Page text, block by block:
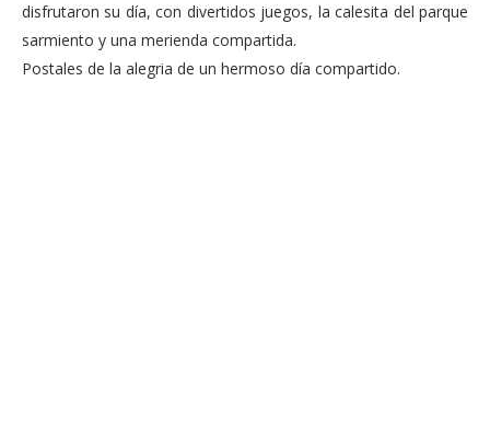
disfrutaron su día, con divertidos juegos, la calesita del parque
sarmiento y una merienda compartida.
Postales de la alegria de un hermoso día compartido.